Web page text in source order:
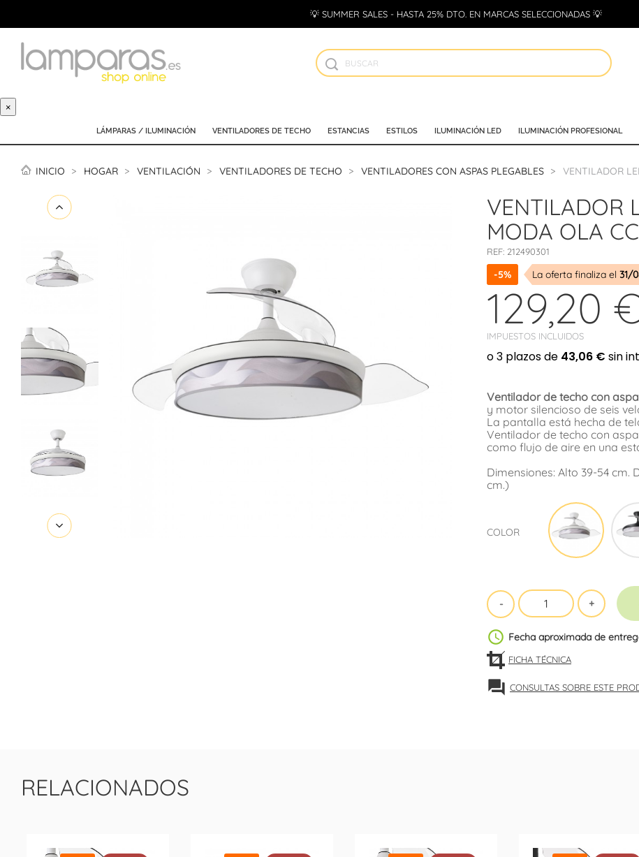
💡 SUMMER SALES - HASTA 25% DTO. EN MARCAS SELECCIONADAS 💡
×
LÁMPARAS / ILUMINACIÓN VENTILADORES DE TECHO ESTANCIAS ESTILOS ILUMINACIÓN LED ILUMINACIÓN PROFESIONAL
INICIO HOGAR VENTILACIÓN VENTILADORES DE TECHO VENTILADORES CON ASPAS PLEGABLES VENTILADOR
VENTILADOR
MODA OLA
REF: 212490301
-5% La oferta finaliza el 31/
129,20
IMPUESTOS INCLUIDOS
Ventilador de techo con
y motor silencioso de seis
La pantalla está hecha de
Ventilador de techo con
como flujo de aire en una
Dimensiones: Alto 39-54 cm.
cm.)
COLOR
Blanco
schedule Fecha aproximada de
FICHA TÉCNICA
forum CONSULTAS SOBRE ESTE
RELACIONADOS